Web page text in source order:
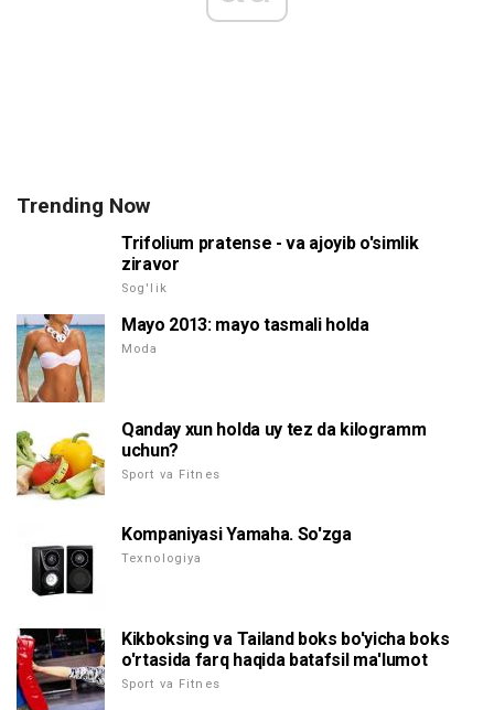
Trending Now
Trifolium pratense - va ajoyib o'simlik
ziravor
Sog'lik
Mayo 2013: mayo tasmali holda
Moda
Qanday xun holda uy tez da kilogramm
uchun?
Sport va Fitnes
Kompaniyasi Yamaha. So'zga
Texnologiya
Kikboksing va Tailand boks bo'yicha boks
o'rtasida farq haqida batafsil ma'lumot
Sport va Fitnes